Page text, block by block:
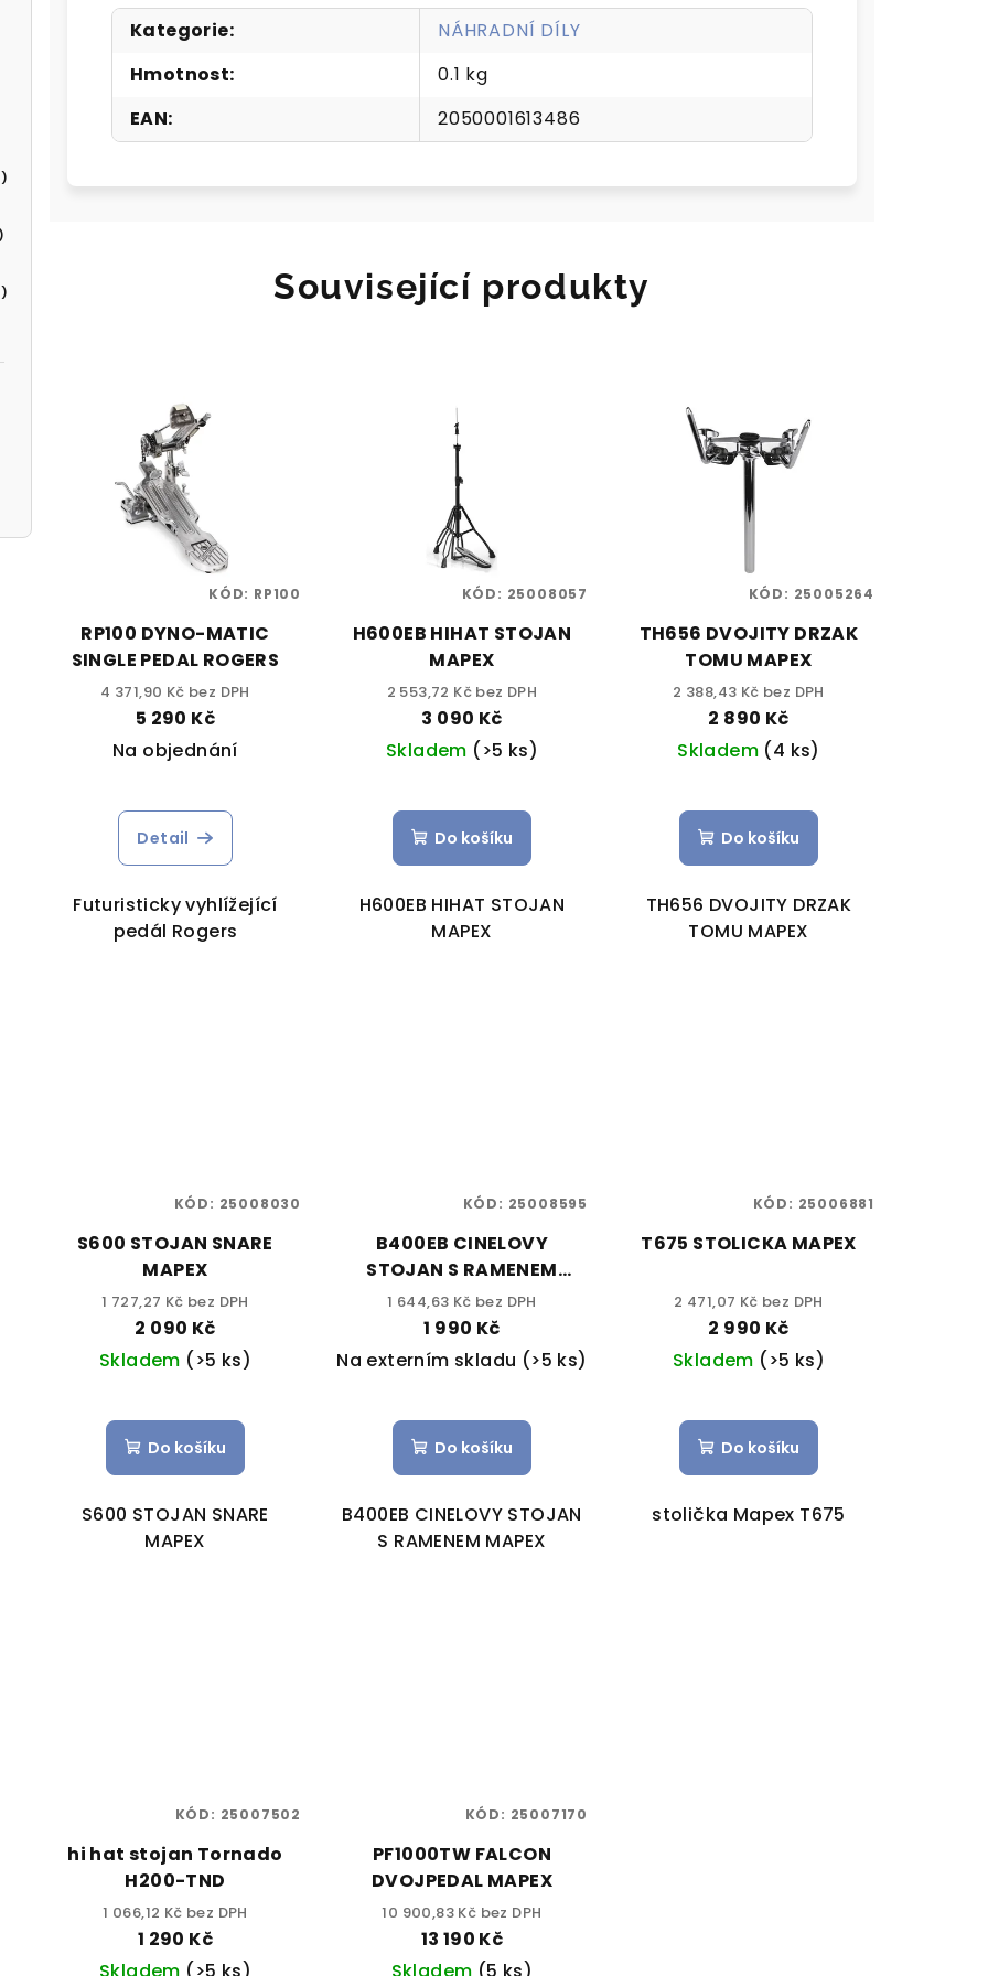
Kategorie:
NÁHRADNÍ DÍLY
Hmotnost:
0.1 kg
EAN: 2050001613486
Související produkty
RP100 DYNO-MATIC
SINGLE PEDAL ROGERS
4 371,90 Kč bez DPH
5 290 Kč
Na objednání
Detail
Futuristicky vyhlížející
pedál Rogers
KÓD: RP100
H600EB HIHAT STOJAN
MAPEX
2 553,72 Kč bez DPH
3 090 Kč
Skladem (>5 ks)
Do košíku
H600EB HIHAT STOJAN
MAPEX
KÓD: 25008057
TH656 DVOJITY DRZAK
TOMU MAPEX
2 388,43 Kč bez DPH
2 890 Kč
Skladem (4 ks)
Do košíku
TH656 DVOJITY DRZAK
TOMU MAPEX
KÓD: 25005264
S600 STOJAN SNARE
MAPEX
1 727,27 Kč bez DPH
2 090 Kč
Skladem (>5 ks)
Do košíku
S600 STOJAN SNARE
MAPEX
KÓD: 25008030
B400EB CINELOVY
STOJAN S RAMENEM
MAPEX
1 644,63 Kč bez DPH
1 990 Kč
Na externím skladu (>5 ks)
Do košíku
B400EB CINELOVY STOJAN
S RAMENEM MAPEX
KÓD: 25008595
T675 STOLICKA MAPEX
2 471,07 Kč bez DPH
2 990 Kč
Skladem (>5 ks)
Do košíku
stolička Mapex T675
KÓD: 25006881
hi hat stojan Tornado
H200-TND
1 066,12 Kč bez DPH
1 290 Kč
Skladem (>5 ks)
KÓD: 25007502
PF1000TW FALCON
DVOJPEDAL MAPEX
10 900,83 Kč bez DPH
13 190 Kč
Skladem (5 ks)
KÓD: 25007170